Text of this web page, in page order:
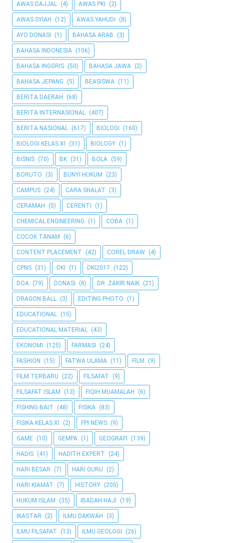
AWAS DAJJAL (4) AWAS PKI (2)
AWAS SYIAH (12) AWAS YAHUDI (8)
AYO DONASI (1) BAHASA ARAB (3)
BAHASA INDONESIA (106)
BAHASA INGGRIS (50) BAHASA JAWA (2)
BAHASA JEPANG (5) BEASISWA (11)
BERITA DAERAH (68)
BERITA INTERNASIONAL (407)
BERITA NASIONAL (617) BIOLOGI (160)
BIOLOGI KELAS XI (31) BIOLOGY (1)
BISNIS (70) BK (31) BOLA (59)
BORUTO (3) BUNYI HUKUM (23)
CAMPUS (24) CARA SHALAT (3)
CERAMAH (5) CERENTI (1)
CHEMICAL ENGINEERING (1) COBA (1)
COCOK TANAM (6)
CONTENT PLACEMENT (42) COREL DRAW (4)
CPNS (31) DKI (1) DKI2017 (122)
DOA (79) DONASI (8) DR. ZAKIR NAIK (21)
DRAGON BALL (3) EDITING PHOTO (1)
EDUCATIONAL (15)
EDUCATIONAL MATERIAL (43)
EKONOMI (125) FARMASI (24)
FASHION (15) FATWA ULAMA (11) FILM (9)
FILM TERBARU (22) FILSAFAT (9)
FILSAFAT ISLAM (13) FIQIH MUAMALAH (6)
FISHING BAIT (48) FISIKA (83)
FISIKA KELAS XI (2) FPI NEWS (9)
GAME (10) GEMPA (1) GEOGRAFI (139)
HADIS (41) HADITH EXPERT (24)
HARI BESAR (7) HARI GURU (2)
HARI KIAMAT (7) HISTORY (205)
HUKUM ISLAM (35) IBADAH HAJI (19)
IKASTAR (2) ILMU DAKWAH (3)
ILMU FILSAFAT (13) ILMU GEOLOGI (26)